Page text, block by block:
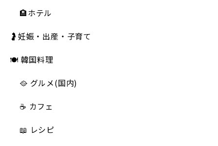
🏨ホテル
🤰妊娠・出産・子育て
🍽 韓国料理
🥘 グルメ(国内)
☕️ カフェ
📖 レシピ